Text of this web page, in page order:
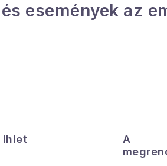
események az
Ihlet
A